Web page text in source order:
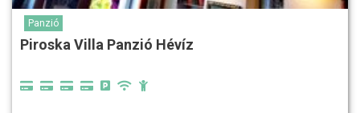
Panzió
Piroska Villa Panzió Hévíz